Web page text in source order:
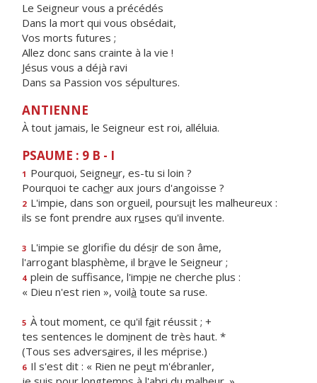
Le Seigneur vous a précédés
Dans la mort qui vous obsédait,
Vos morts futures ;
Allez donc sans crainte à la vie !
Jésus vous a déjà ravi
Dans sa Passion vos sépultures.
ANTIENNE
À tout jamais, le Seigneur est roi, alléluia.
PSAUME : 9 B - I
1 Pourquoi, Seigneur, es-tu si loin ?
Pourquoi te cacher aux jours d'angoisse ?
2 L'impie, dans son orgueil, poursuit les malheureux :
ils se font prendre aux ruses qu'il invente.
3 L'impie se glorifie du désir de son âme,
l'arrogant blasphème, il brave le Seigneur ;
4 plein de suffisance, l'impie ne cherche plus :
« Dieu n'est rien », voilà toute sa ruse.
5 À tout moment, ce qu'il fait réussit ; +
tes sentences le dominent de très haut. *
(Tous ses adversaires, il les méprise.)
6 Il s'est dit : « Rien ne peut m'ébranler,